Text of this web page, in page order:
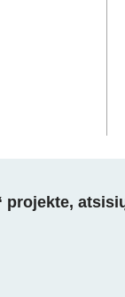
projekte,